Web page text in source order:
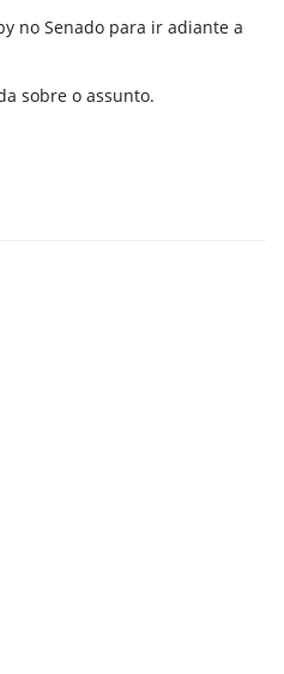
no Senado para ir adiante a
sobre o assunto.